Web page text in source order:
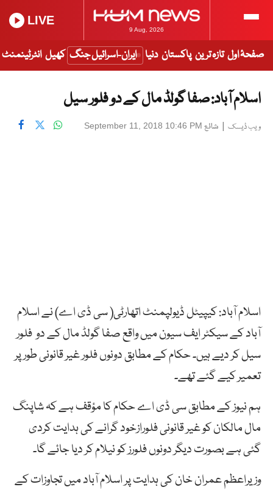
9 Aug, 2026
LIVE
صفحۂ اول تازہ ترین پاکستان دنیا ایران-اسرائیل جنگ کھیل انٹرٹینمنٹ
اسلام آباد: صفا گولڈ مال کے دو فلور سیل
ویب ڈیسک | شائع September 11, 2018 10:46 PM
اسلام آباد: کیپیٹل ڈیولپمنٹ اتھارٹی( سی ڈی اے) نے اسلام
آباد کے سیکٹر ایف سیون میں واقع صفا گولڈ مال کے دو فلور
سیل کر دیے ہیں۔ حکام کے مطابق دونوں فلور غیر قانونی طورپر
تعمیر کیے گئے تھے۔
ہم نیوز کے مطابق سی ڈی اے حکام کا مؤقف ہے کہ شاپنگ
مال مالکان کو غیر قانونی فلورازخود گرانے کی ہدایت کردی
گئی ہے بصورت دیگر دونوں فلورز کو نیلام کر دیا جائے گا۔
وزیراعظم عمران خان کی ہدایت پر اسلام آباد میں تجاوزات کے